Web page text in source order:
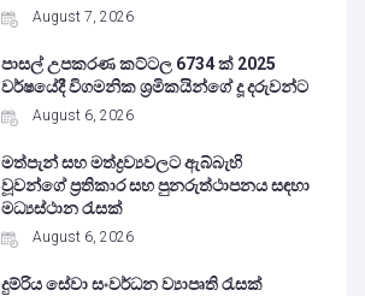
August 7, 2026
පාසල් උපකරණ කට්ටල 6734 ක් 2025
වර්ෂයේදී විගමනික ශ්‍රමිකයින්ගේ දූ දරුවන්ට
August 6, 2026
මත්පැන් සහ මත්ද්‍රව්‍යවලට ඇබ්බැහි
වූවන්ගේ ප්‍රතිකාර සහ පුනරුත්ථාපනය සඳහා
මධ්‍යස්ථාන රැසක්
August 6, 2026
දුම්රිය සේවා සංවර්ධන ව්‍යාපෘති රැසක්